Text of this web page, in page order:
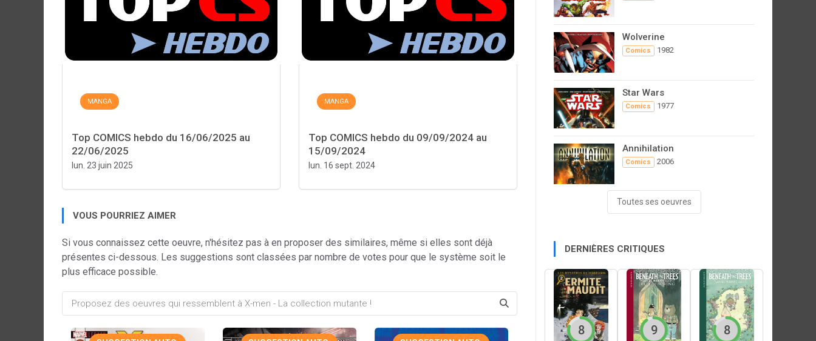
MANGA
Top COMICS hebdo du 16/06/2025 au
22/06/2025
lun. 23 juin 2025
MANGA
Top COMICS hebdo du 09/09/2024 au
15/09/2024
lun. 16 sept. 2024
VOUS POURRIEZ AIMER
Si vous connaissez cette oeuvre, n'hésitez pas à en proposer des similaires, même si elles sont déjà
présentes ci-dessous. Les suggestions sont classées par nombre de votes pour que le système soit le
plus efficace possible.
Wolverine
Comics 1982
Star Wars
Comics 1977
Annihilation
Comics 2006
Toutes ses oeuvres
DERNIÈRES CRITIQUES
8 9 8